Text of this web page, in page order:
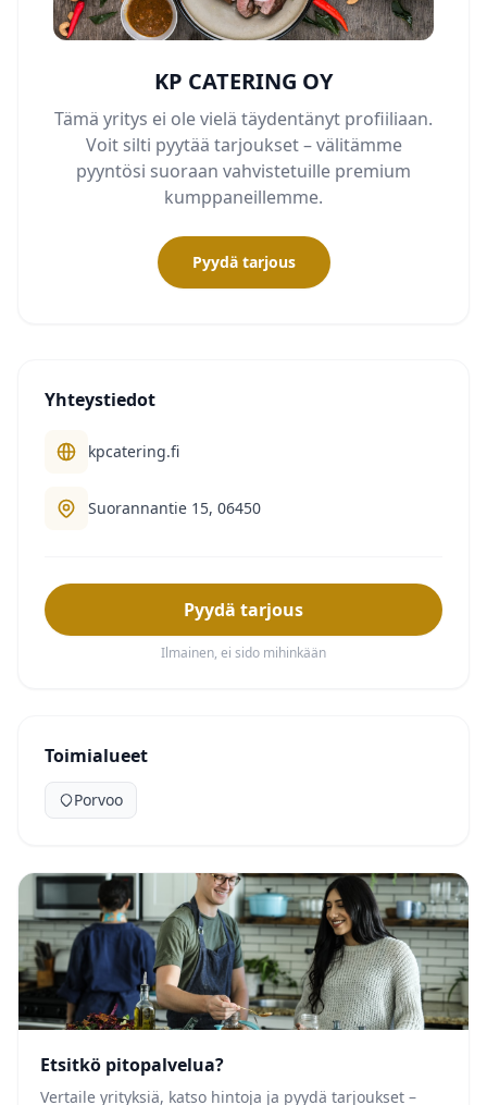
KP CATERING OY
Tämä yritys ei ole vielä täydentänyt profiiliaan.
Voit silti pyytää tarjoukset – välitämme
pyyntösi suoraan vahvistetuille premium
kumppaneillemme.
Pyydä tarjous
Yhteystiedot
kpcatering.fi
Suorannantie 15, 06450
Pyydä tarjous
Ilmainen, ei sido mihinkään
Toimialueet
Porvoo
Etsitkö pitopalvelua?
Vertaile yrityksiä, katso hintoja ja pyydä tarjoukset –